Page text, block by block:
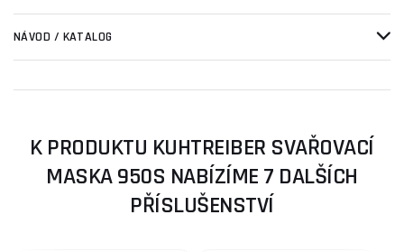
NÁVOD / KATALOG
K PRODUKTU KUHTREIBER SVAŘOVACÍ
MASKA 950S NABÍZÍME 7 DALŠÍCH
PŘÍSLUŠENSTVÍ